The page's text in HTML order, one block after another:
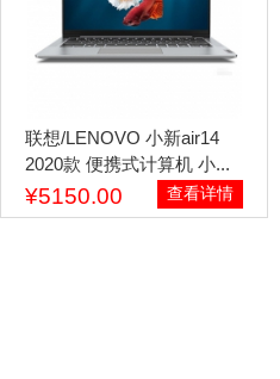
联想/LENOVO 小新air14
2020款 便携式计算机 小...
¥5150.00 查看详情